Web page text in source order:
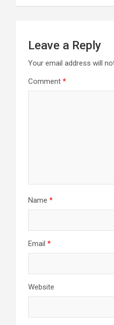
k
p
Leave a Reply
Your email address will
Comment *
Name *
Email *
Website